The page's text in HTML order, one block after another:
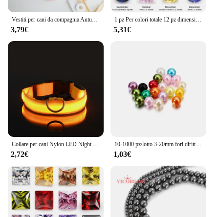
Vestiti per cani da compagnia Autunno Inverno Cappotto in pile caldo maglione Gilet per cani di piccola Chihuahua Bulldog Giacche Costumi Forniture
3,79€
1 pz Per colori totale 12 pz dimensioni 4mm ~ 10mm taglio rotondo sciolto Cubic Zirconia pietra sintetica Corundum5 # Spinel113 #
5,31€
Collare per cani Nylon LED Night Safety lampeggiante Glow In The Dark guinzaglio per cani da compagnia cani da compagnia collare luminoso per accessori per cani fluorescenti
2,72€
10-1000 pz/lotto 3-20mm fori diritti acrilico imitazione perla Beige braccialetto perline rotonde per gioielli fai da te fai da te fare forniture
1,03€